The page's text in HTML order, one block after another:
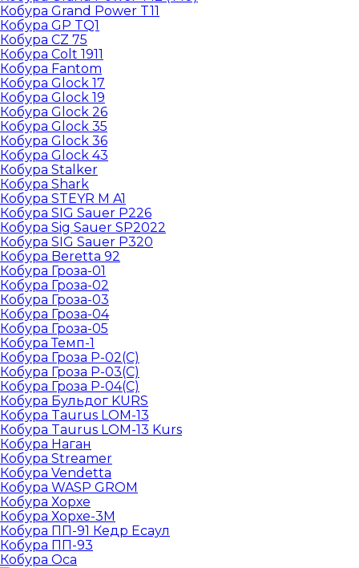
Кобура Grand Power T11
Кобура GP TQ1
Кобура CZ 75
Кобура Colt 1911
Кобура Fantom
Кобура Glock 17
Кобура Glock 19
Кобура Glock 26
Кобура Glock 35
Кобура Glock 36
Кобура Glock 43
Кобура Stalker
Кобура Shark
Кобура STEYR M A1
Кобура SIG Sauer P226
Кобура Sig Sauer SP2022
Кобура SIG Sauer P320
Кобура Beretta 92
Кобура Гроза-01
Кобура Гроза-02
Кобура Гроза-03
Кобура Гроза-04
Кобура Гроза-05
Кобура Темп-1
Кобура Гроза Р-02(С)
Кобура Гроза Р-03(С)
Кобура Гроза Р-04(С)
Кобура Бульдог KURS
Кобура Taurus LOM-13
Кобура Taurus LOM-13 Kurs
Кобура Наган
Кобура Streamer
Кобура Vendetta
Кобура WASP GROM
Кобура Хорхе
Кобура Хорхе-3М
Кобура ПП-91 Кедр Есаул
Кобура ПП-93
Кобура Оса